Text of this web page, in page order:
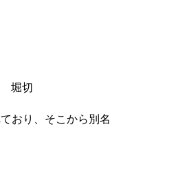
堀切
おり、そこから別名